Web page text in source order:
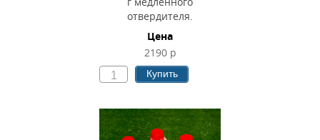
отвердителя.
Цена
2190 р
Купить